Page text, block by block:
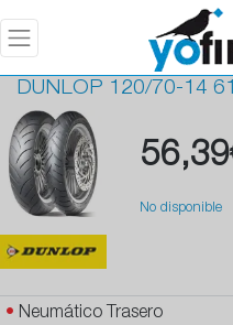
DUNLOP 120/70-14
No disponible
• Neumático Trasero